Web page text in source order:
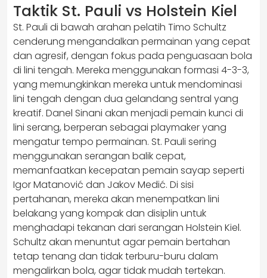
Taktik St. Pauli vs Holstein Kiel
St. Pauli di bawah arahan pelatih Timo Schultz
cenderung mengandalkan permainan yang cepat
dan agresif, dengan fokus pada penguasaan bola
di lini tengah. Mereka menggunakan formasi 4-3-3,
yang memungkinkan mereka untuk mendominasi
lini tengah dengan dua gelandang sentral yang
kreatif. Danel Sinani akan menjadi pemain kunci di
lini serang, berperan sebagai playmaker yang
mengatur tempo permainan. St. Pauli sering
menggunakan serangan balik cepat,
memanfaatkan kecepatan pemain sayap seperti
Igor Matanović dan Jakov Medić. Di sisi
pertahanan, mereka akan menempatkan lini
belakang yang kompak dan disiplin untuk
menghadapi tekanan dari serangan Holstein Kiel.
Schultz akan menuntut agar pemain bertahan
tetap tenang dan tidak terburu-buru dalam
mengalirkan bola, agar tidak mudah tertekan.